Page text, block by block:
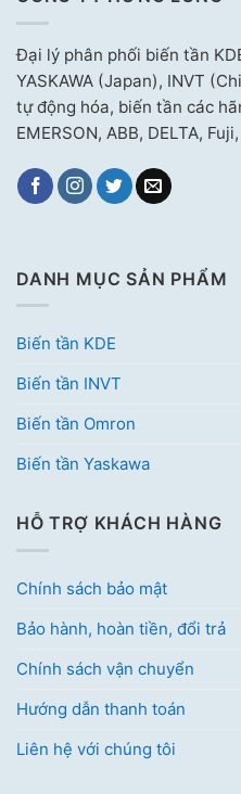
Đại lý phân phối biến tần
YASKAWA (Japan), INVT
tự động hóa, biến tần các
EMERSON, ABB, DELTA,
DANH MỤC SẢN PHẨM
Biến tần KDE
Biến tần INVT
Biến tần Omron
Biến tần Yaskawa
HỖ TRỢ KHÁCH HÀNG
Chính sách bảo mật
Bảo hành, hoàn tiền, đổi trả
Chính sách vận chuyển
Hướng dẫn thanh toán
Liên hệ với chúng tôi